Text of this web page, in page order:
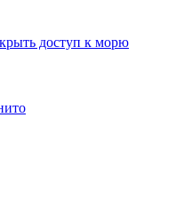
доступ к морю